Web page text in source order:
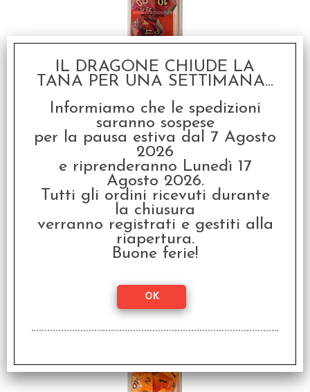
Set Dadi Vortex -
Burgundy/Oro
€10,99
Set Dadi Vortex -
10,99
IL DRAGONE CHIUDE LA
TANA PER UNA SETTIMANA...
Informiamo che le spedizioni
saranno sospese
per la pausa estiva dal 7 Agosto
2026
e riprenderanno Lunedì 17
Agosto 2026.
Tutti gli ordini ricevuti durante
la chiusura
verranno registrati e gestiti alla
riapertura.
Buone ferie!